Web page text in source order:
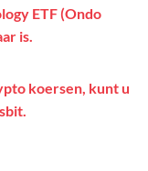
ETF (Ondo
is.
koersen, kunt u